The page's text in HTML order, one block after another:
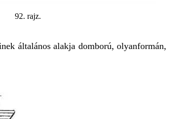
92. rajz.
általános alakja domború, olyanformán,